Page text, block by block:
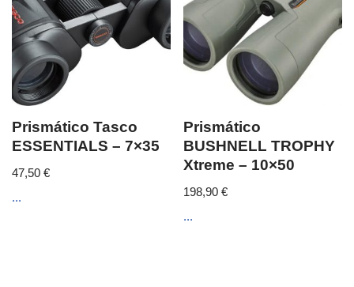
Prismático Tasco
ESSENTIALS – 7×35
47,50 €
...
Prismático
BUSHNELL TROPHY
Xtreme – 10×50
198,90€
...